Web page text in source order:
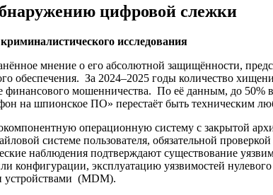
цифровой слежки
исследования
мнение о его абсолютной защищённости,
обеспечения. За 2024–2025 годы количество
мошенничества. По её данным, до 50%
на шпионское ПО» перестаёт быть техническим
операционную систему с закрытой
системе пользователя, обязательной
наблюдения подтверждают существование
конфигурации, эксплуатацию уязвимостей
устройствами (MDM).